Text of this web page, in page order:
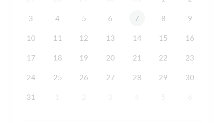
3 4 5 6 7 8 9
10 11 12 13 14 15 16
17 18 19 20 21 22 23
24 25 26 27 28 29 30
31